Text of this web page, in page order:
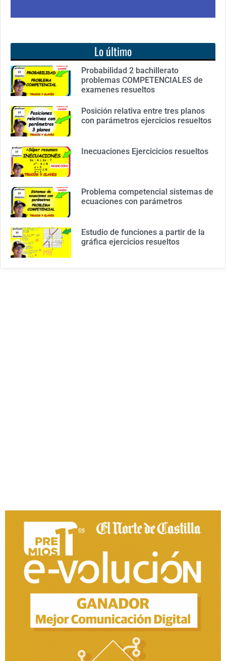
Lo último
Probabilidad 2 bachillerato
problemas COMPETENCIALES de
examenes resueltos
Posición relativa entre tres planos
con parámetros ejercicios resueltos
Inecuaciones Ejercicicios resueltos
Problema competencial sistemas de
ecuaciones con parámetros
Estudio de funciones a partir de la
gráfica ejercicios resueltos